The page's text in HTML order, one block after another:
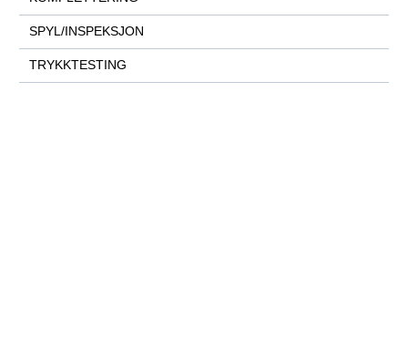
SPYL/INSPEKSJON
TRYKKTESTING